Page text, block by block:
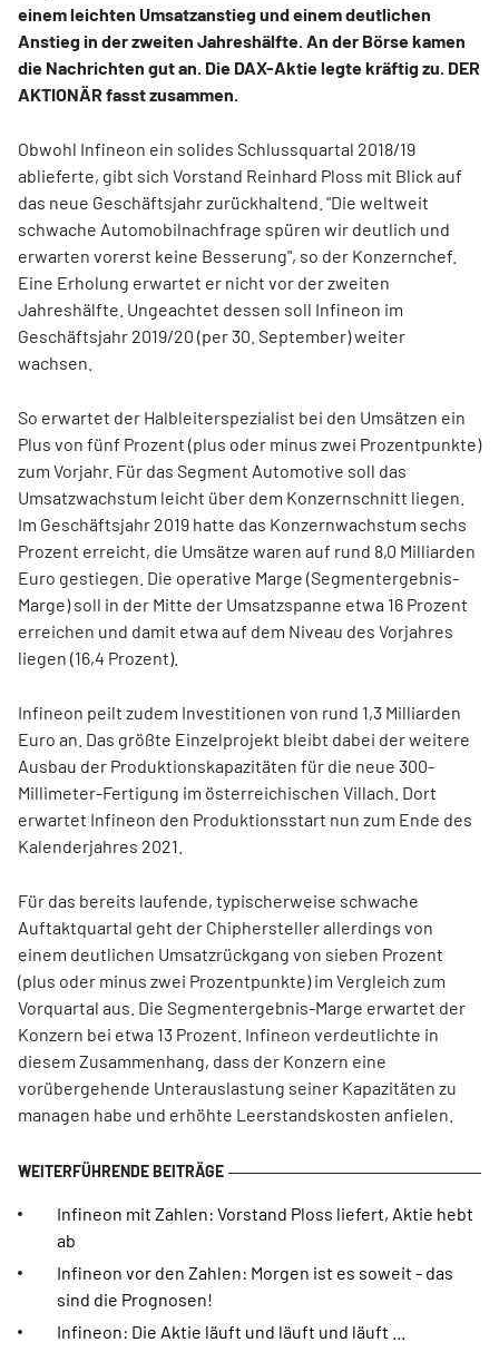
einem leichten Umsatzanstieg und einem deutlichen
Anstieg in der zweiten Jahreshälfte. An der Börse kamen
die Nachrichten gut an. Die DAX-Aktie legte kräftig zu. DER
AKTIONÄR fasst zusammen.
Obwohl Infineon ein solides Schlussquartal 2018/19
ablieferte, gibt sich Vorstand Reinhard Ploss mit Blick auf
das neue Geschäftsjahr zurückhaltend. "Die weltweit
schwache Automobilnachfrage spüren wir deutlich und
erwarten vorerst keine Besserung", so der Konzernchef.
Eine Erholung erwartet er nicht vor der zweiten
Jahreshälfte. Ungeachtet dessen soll Infineon im
Geschäftsjahr 2019/20 (per 30. September) weiter
wachsen.
So erwartet der Halbleiterspezialist bei den Umsätzen ein
Plus von fünf Prozent (plus oder minus zwei Prozentpunkte)
zum Vorjahr. Für das Segment Automotive soll das
Umsatzwachstum leicht über dem Konzernschnitt liegen.
Im Geschäftsjahr 2019 hatte das Konzernwachstum sechs
Prozent erreicht, die Umsätze waren auf rund 8,0 Milliarden
Euro gestiegen. Die operative Marge (Segmentergebnis-
Marge) soll in der Mitte der Umsatzspanne etwa 16 Prozent
erreichen und damit etwa auf dem Niveau des Vorjahres
liegen (16,4 Prozent).
Infineon peilt zudem Investitionen von rund 1,3 Milliarden
Euro an. Das größte Einzelprojekt bleibt dabei der weitere
Ausbau der Produktionskapazitäten für die neue 300-
Millimeter-Fertigung im österreichischen Villach. Dort
erwartet Infineon den Produktionsstart nun zum Ende des
Kalenderjahres 2021.
Für das bereits laufende, typischerweise schwache
Auftaktquartal geht der Chiphersteller allerdings von
einem deutlichen Umsatzrückgang von sieben Prozent
(plus oder minus zwei Prozentpunkte) im Vergleich zum
Vorquartal aus. Die Segmentergebnis-Marge erwartet der
Konzern bei etwa 13 Prozent. Infineon verdeutlichte in
diesem Zusammenhang, dass der Konzern eine
vorübergehende Unterauslastung seiner Kapazitäten zu
managen habe und erhöhte Leerstandskosten anfielen.
Infineon mit Zahlen: Vorstand Ploss liefert, Aktie hebt
ab
Infineon vor den Zahlen: Morgen ist es soweit - das
sind die Prognosen!
Infineon: Die Aktie läuft und läuft und läuft ...